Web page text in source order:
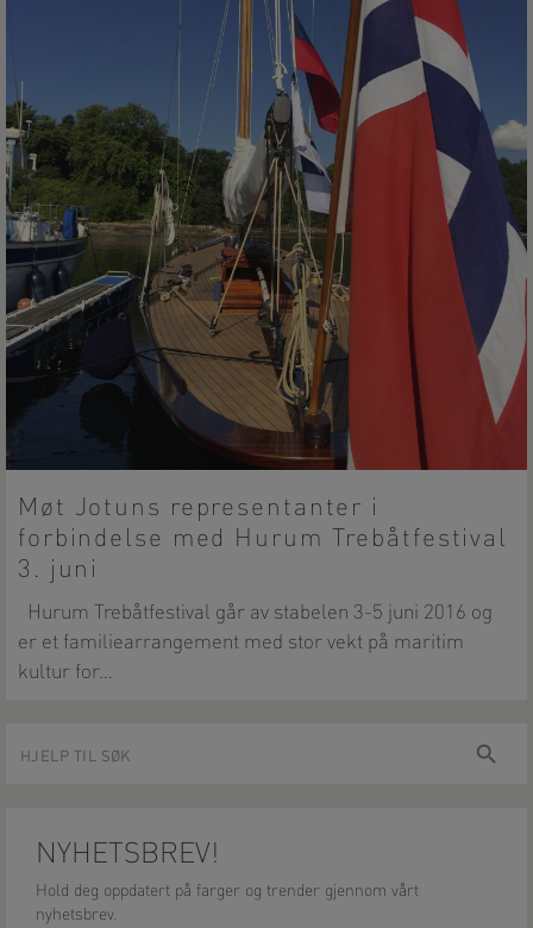
Møt Jotuns representanter i
forbindelse med Hurum Trebåtfestival
3. juni
Hurum Trebåtfestival går av stabelen 3-5 juni 2016 og
er et familiearrangement med stor vekt på maritim
kultur for…
Søk
NYHETSBREV!
Hold deg oppdatert på farger og trender gjennom vårt
nyhetsbrev.